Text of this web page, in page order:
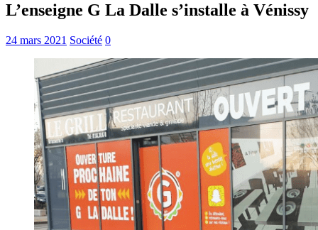
L’enseigne G La Dalle s’installe à Vénissy
24 mars 2021 Société 0